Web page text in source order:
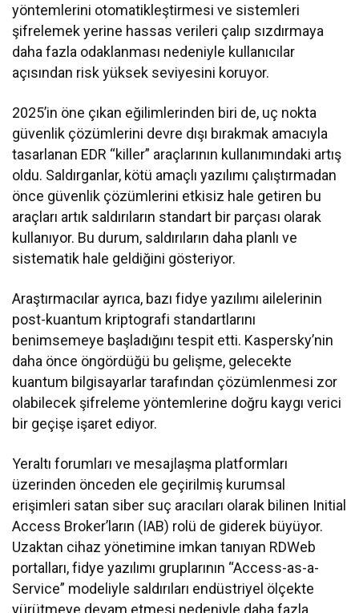
yöntemlerini otomatikleştirmesi ve sistemleri
şifrelemek yerine hassas verileri çalıp sızdırmaya
daha fazla odaklanması nedeniyle kullanıcılar
açısından risk yüksek seviyesini koruyor.
2025’in öne çıkan eğilimlerinden biri de, uç nokta
güvenlik çözümlerini devre dışı bırakmak amacıyla
tasarlanan EDR “killer” araçlarının kullanımındaki artış
oldu. Saldırganlar, kötü amaçlı yazılımı çalıştırmadan
önce güvenlik çözümlerini etkisiz hale getiren bu
araçları artık saldırıların standart bir parçası olarak
kullanıyor. Bu durum, saldırıların daha planlı ve
sistematik hale geldiğini gösteriyor.
Araştırmacılar ayrıca, bazı fidye yazılımı ailelerinin
post-kuantum kriptografi standartlarını
benimsemeye başladığını tespit etti. Kaspersky’nin
daha önce öngördüğü bu gelişme, gelecekte
kuantum bilgisayarlar tarafından çözümlenmesi zor
olabilecek şifreleme yöntemlerine doğru kaygı verici
bir geçişe işaret ediyor.
Yeraltı forumları ve mesajlaşma platformları
üzerinden önceden ele geçirilmiş kurumsal
erişimleri satan siber suç aracıları olarak bilinen Initial
Access Broker’ların (IAB) rolü de giderek büyüyor.
Uzaktan cihaz yönetimine imkan tanıyan RDWeb
portalları, fidye yazılımı gruplarının “Access-as-a-
Service” modeliyle saldırıları endüstriyel ölçekte
yürütmeye devam etmesi nedeniyle daha fazla